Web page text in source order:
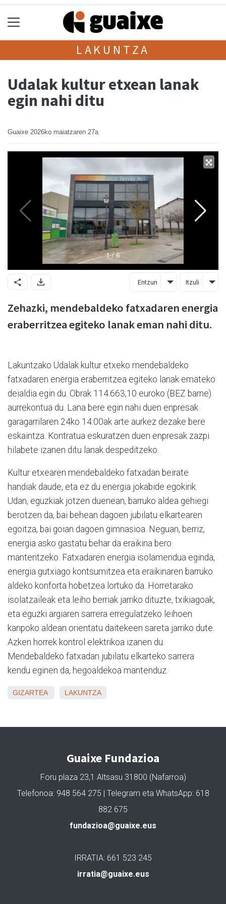
LAKUNTZA
Udalak kultur etxean lanak
egin nahi ditu
Guaixe 2026ko maiatzaren 27a
Entzun Itzuli
Zehazki, mendebaldeko fatxadaren energia
eraberritzea egiteko lanak eman nahi ditu.
Lakuntzako Udalak kultur etxeko mendebaldeko
fatxadaren energia eraberritzea egiteko lanak emateko
deialdia egin du. Obrak 114.663,10 euroko (BEZ barne)
aurrekontua du. Lana bere egin nahi duen enpresak
garagarrilaren 24ko 14:00ak arte aurkez dezake bere
eskaintza. Kontratua eskuratzen duen enpresak zazpi
hilabete izanen ditu lanak despeditzeko.
Kultur etxearen mendebaldeko fatxadan beirate
handiak daude, eta ez du energia jokabide egokirik.
Udan, eguzkiak jotzen duenean, barruko aldea gehiegi
berotzen da, bai behean dagoen jubilatu elkartearen
egoitza, bai goian dagoen gimnasioa. Neguan, berriz,
energia asko gastatu behar da eraikina bero
mantentzeko. Fatxadaren energia isolamendua eginda,
energia gutxiago kontsumitzea eta eraikinaren barruko
aldeko konforta hobetzea lortuko da. Horretarako
isolatzaileak eta leiho berriak jarriko dituzte, txikiagoak,
eta eguzki argiaren sarrera erregulatzeko leihoen
kanpoko aldean orientatu daitekeen sareta jarriko dute.
Azken horrek kontrol elektrikoa izanen du.
Mendebaldeko fatxadan jubilatu elkarteko sarrera
kendu eginen da, hegoaldekoa mantenduz.
GIZARTEA LAKUNTZA
Guaixe Fundazioa
Foru plaza 23,1 Altsasu 31800 (Nafarroa)
Telefonoa: 948 564 275 | Telegram eta WhatsApp: 618
882 675
fundazioa@guaixe.eus
IRRATIA: 661 523 245
irratia@guaixe.eus